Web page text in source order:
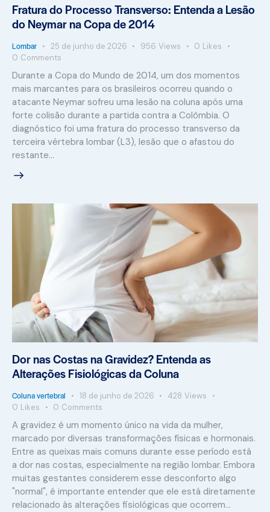
Fratura do Processo Transverso: Entenda a Lesão
do Neymar na Copa de 2014
Lombar 25 de junho de 2026 956 Views 0 Likes
0 Comments
Durante a Copa do Mundo de 2014, um dos momentos
mais marcantes para os brasileiros ocorreu quando o
atacante Neymar sofreu uma lesão na coluna após uma
forte colisão durante a partida contra a Colômbia. O
diagnóstico foi uma fratura do processo transverso da
terceira vértebra lombar (L3), lesão que o afastou do
restante…
Dor nas Costas na Gravidez? Entenda as
Alterações Fisiológicas da Coluna
Coluna vertebral 18 de junho de 2026 428 Views
0 Likes 0 Comments
A gravidez é um momento único na vida da mulher,
marcado por diversas transformações físicas e hormonais.
Entre as queixas mais comuns durante esse período está
a dor nas costas, especialmente na região lombar. Embora
muitas gestantes considerem esse desconforto algo
"normal", é importante entender que ele está diretamente
relacionado às alterações fisiológicas que ocorrem…